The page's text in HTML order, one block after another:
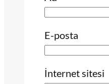
E-posta
İnternet sitesi